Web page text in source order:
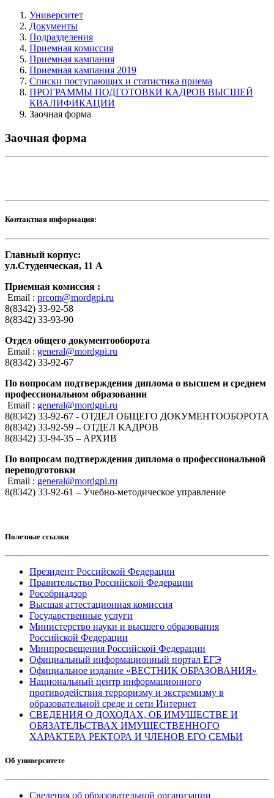
Университет
Документы
Подразделения
Приемная комиссия
Приемная кампания
Приемная кампания 2019
Списки поступающих и статистика приема
ПРОГРАММЫ ПОДГОТОВКИ КАДРОВ ВЫСШЕЙ
КВАЛИФИКАЦИИ
Заочная форма
Заочная форма
Контактная информация:
Главный корпус:
ул.Студенческая, 11 А
Приемная комиссия :
Email : prcom@mordgpi.ru
8(8342) 33-92-58
8(8342) 33-93-90
Отдел общего документооборота
Email : general@mordgpi.ru
8(8342) 33-92-67
По вопросам подтверждения диплома о высшем и среднем
профессиональном образовании
Email : general@mordgpi.ru
8(8342) 33-92-67 - ОТДЕЛ ОБЩЕГО ДОКУМЕНТООБОРОТА
8(8342) 33-92-59 – ОТДЕЛ КАДРОВ
8(8342) 33-94-35 – АРХИВ
По вопросам подтверждения диплома о профессиональной
переподготовки
Email : general@mordgpi.ru
8(8342) 33-92-61 – Учебно-методическое управление
Полезные ссылки
Президент Российской Федерации
Правительство Российской Федерации
Рособрнадзор
Высшая аттестационная комиссия
Государственные услуги
Министерство науки и высшего образования
Российской Федерации
Минпросвещения Российской Федерации
Официальный информационный портал ЕГЭ
Официальное издание «ВЕСТНИК ОБРАЗОВАНИЯ»
Национальный центр информационного
противодействия терроризму и экстремизму в
образовательной среде и сети Интернет
СВЕДЕНИЯ О ДОХОДАХ, ОБ ИМУЩЕСТВЕ И
ОБЯЗАТЕЛЬСТВАХ ИМУЩЕСТВЕННОГО
ХАРАКТЕРА РЕКТОРА И ЧЛЕНОВ ЕГО СЕМЬИ
Об университете
Сведения об образовательной организации